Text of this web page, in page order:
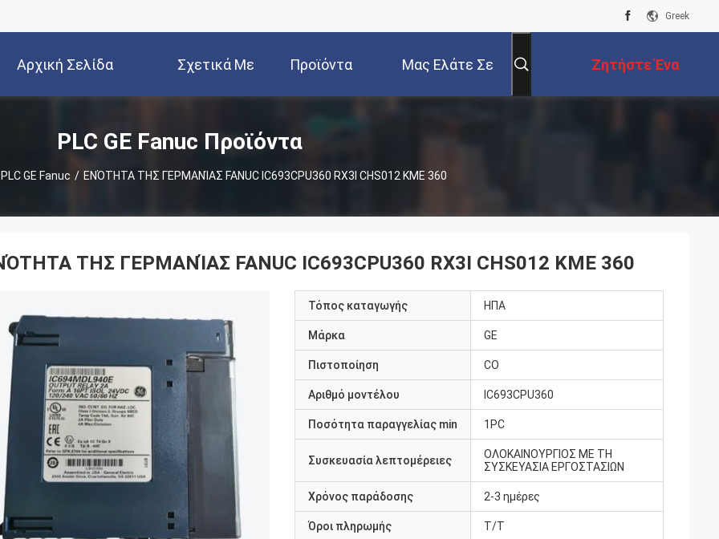
Greek
Αρχική Σελίδα Σχετικά Με
Εμάς
Προϊόντα Μας Ελάτε Σε Ζητήστε Ένα
Απόσπασμα
PLC GE Fanuc Προϊόντα
PLC GE Fanuc / ΕΝΌΤΗΤΑ ΤΗΣ ΓΕΡΜΑΝΊΑΣ FANUC IC693CPU360 RX3I CHS012 ΚΜΕ 360
ΤΗΣ ΓΕΡΜΑΝΊΑΣ FANUC IC693CPU360 RX3I CHS012 ΚΜΕ 360
Τόπος καταγωγής ΗΠΑ
Μάρκα GE
Πιστοποίηση CO
Αριθμό μοντέλου IC693CPU360
Ποσότητα παραγγελίας min 1PC
Συσκευασία λεπτομέρειες
ΟΛΟΚΑΙΝΟΥΡΓΙΟΣ ΜΕ ΤΗ
ΣΥΣΚΕΥΑΣΙΑ ΕΡΓΟΣΤΑΣΙΩΝ
Χρόνος παράδοσης 2-3 ημέρες
Όροι πληρωμής T/T